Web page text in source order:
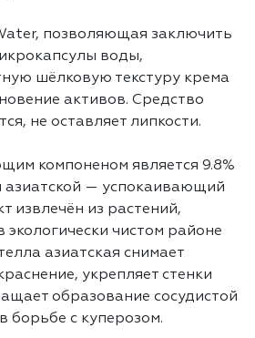
позволяющая заключить
воды,
шёлковую текстуру крема
активов. Средство
не оставляет липкости.
компоненом является 9.8%
азиатской — успокаивающий
извлечён из растений,
чистом районе
азиатская снимает
укрепляет стенки
образование сосудистой
борьбе с куперозом.